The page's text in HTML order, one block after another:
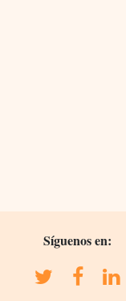
Síguenos en: